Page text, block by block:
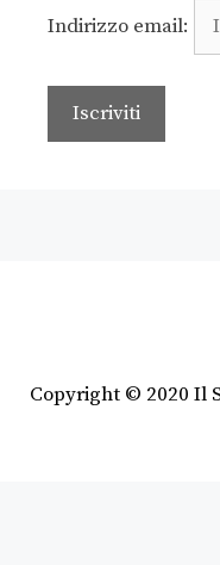
Indirizzo email:
Copyright © 2020 Il